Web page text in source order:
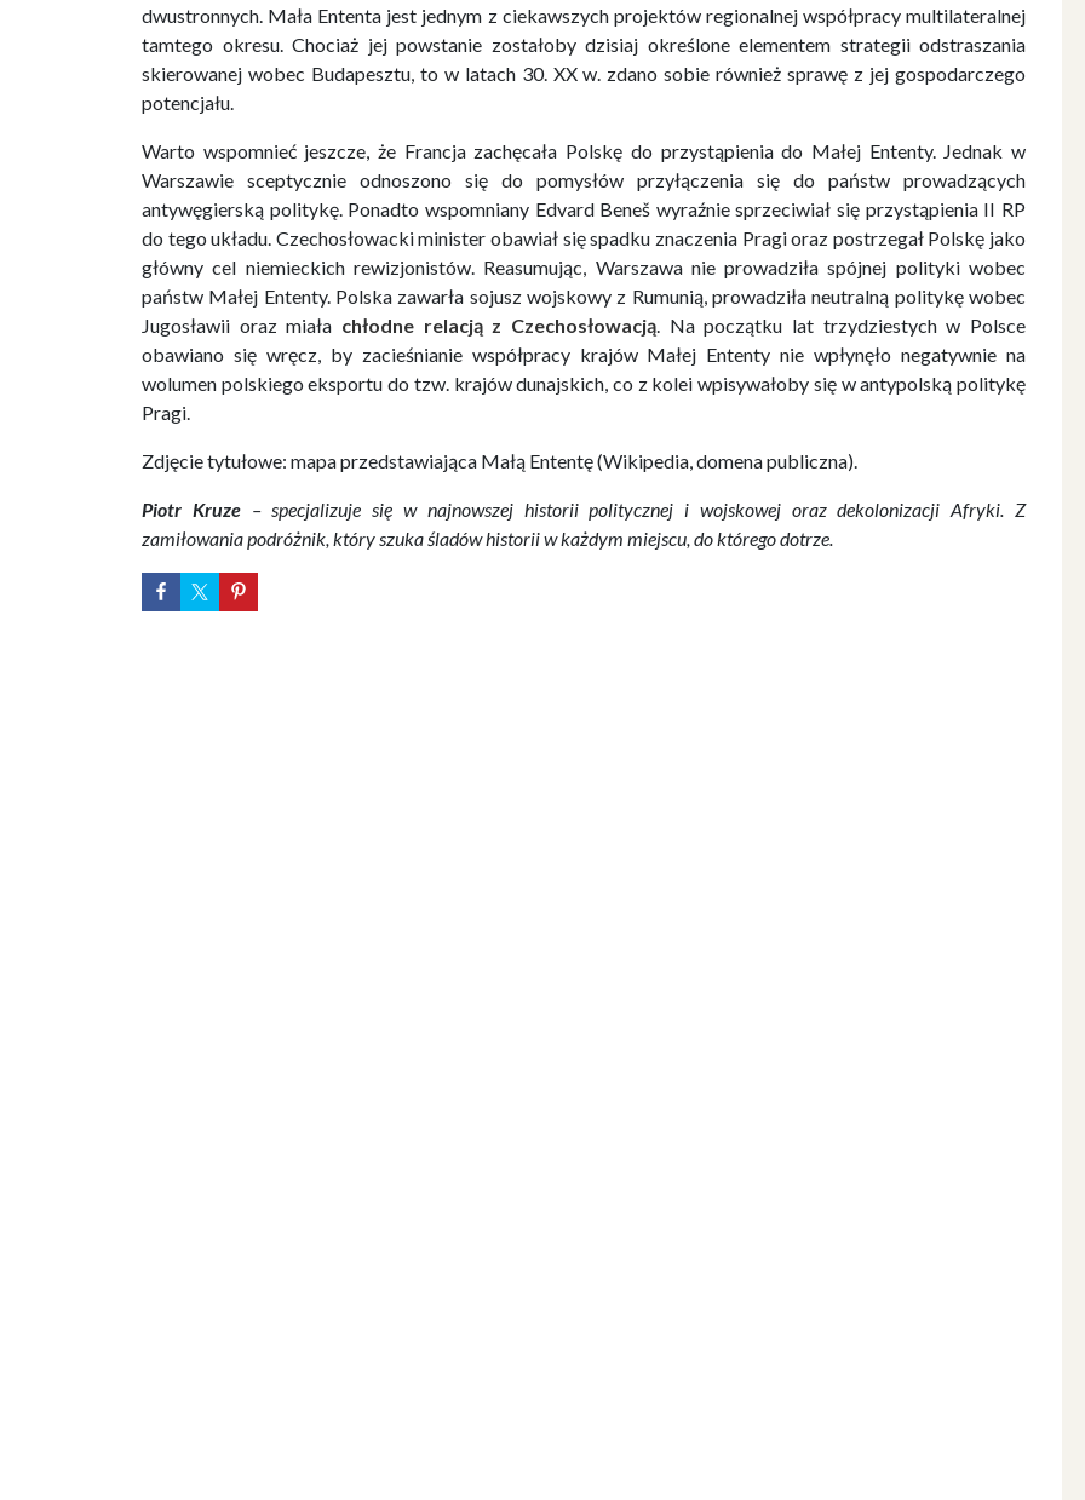
dwustronnych. Mała Ententa jest jednym z ciekawszych projektów regionalnej współpracy multilateralnej
tamtego okresu. Chociaż jej powstanie zostałoby dzisiaj określone elementem strategii odstraszania
skierowanej wobec Budapesztu, to w latach 30. XX w. zdano sobie również sprawę z jej gospodarczego
potencjału.
Warto wspomnieć jeszcze, że Francja zachęcała Polskę do przystąpienia do Małej Ententy. Jednak w
Warszawie sceptycznie odnoszono się do pomysłów przyłączenia się do państw prowadzących
antywęgierską politykę. Ponadto wspomniany Edvard Beneš wyraźnie sprzeciwiał się przystąpienia II RP
do tego układu. Czechosłowacki minister obawiał się spadku znaczenia Pragi oraz postrzegał Polskę jako
główny cel niemieckich rewizjonistów. Reasumując, Warszawa nie prowadziła spójnej polityki wobec
państw Małej Ententy. Polska zawarła sojusz wojskowy z Rumunią, prowadziła neutralną politykę wobec
Jugosławii oraz miała chłodne relacją z Czechosłowacją. Na początku lat trzydziestych w Polsce
obawiano się wręcz, by zacieśnianie współpracy krajów Małej Ententy nie wpłynęło negatywnie na
wolumen polskiego eksportu do tzw. krajów dunajskich, co z kolei wpisywałoby się w antypolską politykę
Pragi.
Zdjęcie tytułowe: mapa przedstawiająca Małą Ententę (Wikipedia, domena publiczna).
Piotr Kruze– specjalizuje się w najnowszej historii politycznej i wojskowej oraz dekolonizacji Afryki. Z
zamiłowania podróżnik, który szuka śladów historii w każdym miejscu, do którego dotrze.